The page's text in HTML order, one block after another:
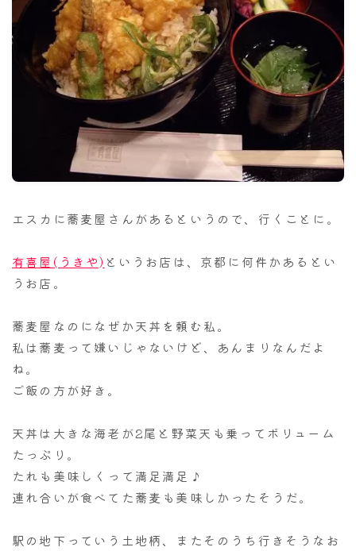
舞台・ライブ
名古屋
エスカに蕎麦屋さんがあるというので、行くことに。
有喜屋(うきや) というお店は、京都に何件かあるとい
うお店。
蕎麦屋なのになぜか天丼を頼む私。
私は蕎麦って嫌いじゃないけど、あんまりなんだよ
ね。
ご飯の方が好き。
天丼は大きな海老が2尾と野菜天も乗ってボリューム
たっぷり。
たれも美味しくって満足満足♪
連れ合いが食べてた蕎麦も美味しかったそうだ。
駅の地下っていう土地柄、またそのうち行きそうなお